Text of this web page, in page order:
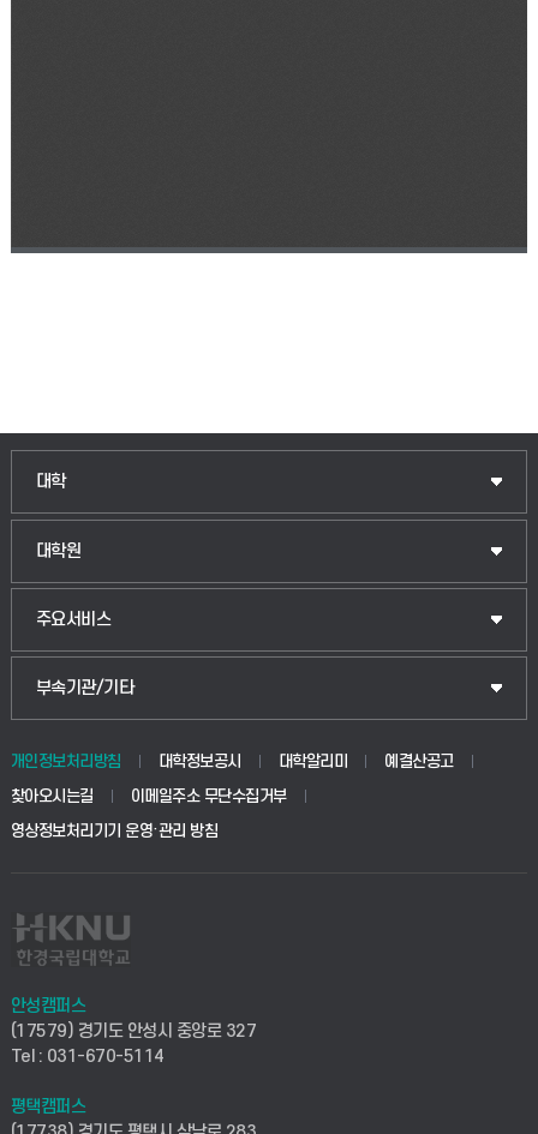
대학
인문융합공공인재학부
법경영학부
생명공학부
사회안전시스템공학부
컴퓨터응용수학부
ICT로봇기계공학부
대학원
일반대학원
산업대학원
공공정책대학원
교육대학원
주요서비스
입학안내
웹메일
학사시스템(전문학사 및 전공심화)
사이버캠퍼스(전문학사 및 전공심화)
시설바로처리서비스
연구실안전관리시스템
산학연구관리시스템
부속기관/기타
중앙도서관
학생생활관(안성)
산학협력단
취업지원센터
창업지원센터
현장실습지원센터
개인정보처리방침 대학정보공시 대학알리미
예결산공고
찾아오시는길
이메일주소 무단수집거부
영상정보처리기기 운영·관리 방침
안성캠퍼스
(17579) 경기도 안성시 중앙로 327
Tel : 031-670-5114
평택캠퍼스